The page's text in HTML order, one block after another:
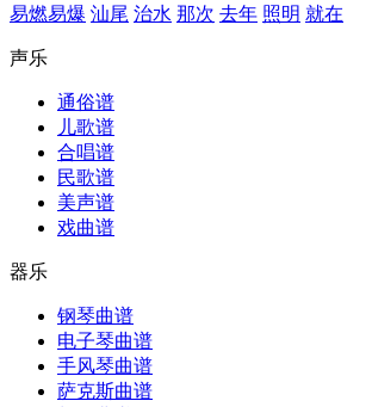
易燃易爆 汕尾 治水 那次 去年 照明 就在
声乐
通俗谱
儿歌谱
合唱谱
民歌谱
美声谱
戏曲谱
器乐
钢琴曲谱
电子琴曲谱
手风琴曲谱
萨克斯曲谱